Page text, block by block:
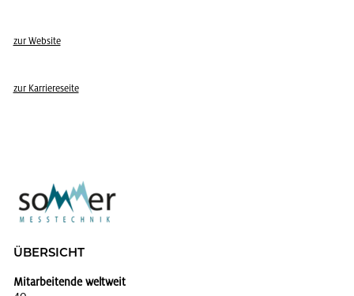
zur Web­site
zur Kar­rie­re­sei­te
ÜBER­SICHT
Mitarbeitende weltweit